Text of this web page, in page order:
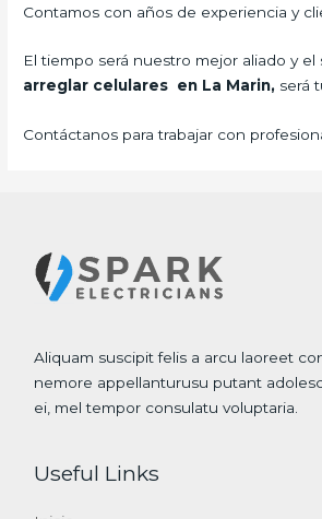
Contamos con años de experiencia y
El tiempo será nuestro mejor aliado y el
arreglar celulares en La Marin, será
Contáctanos para trabajar con
Aliquam suscipit felis a arcu laoreet
nemore appellanturusu putant
ei, mel tempor consulatu voluptaria.
Useful Links